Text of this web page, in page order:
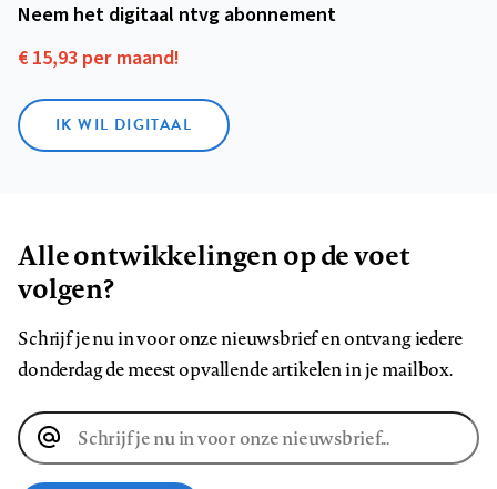
Neem het digitaal ntvg abonnement
€ 15,93 per maand!
IK WIL DIGITAAL
Alle ontwikkelingen op de voet
volgen?
Schrijf je nu in voor onze nieuwsbrief en ontvang iedere
donderdag de meest opvallende artikelen in je mailbox.
E-
mailadres